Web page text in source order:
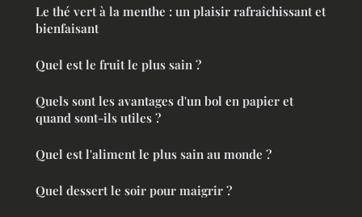
Le thé vert à la menthe : un plaisir rafraîchissant et
bienfaisant
Quel est le fruit le plus sain ?
Quels sont les avantages d'un bol en papier et
quand sont-ils utiles ?
Quel est l'aliment le plus sain au monde ?
Quel dessert le soir pour maigrir ?